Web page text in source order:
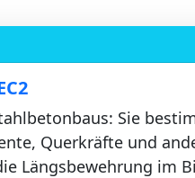
Sie
Querkräfte und
Längsbewehrung im